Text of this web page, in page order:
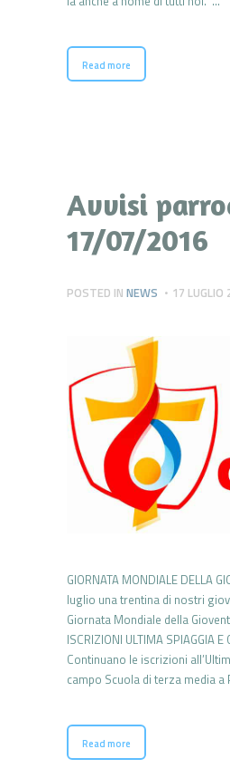
Read more
Avvisi
17/07/2016
POSTED IN NEWS 17 LUGLIO
GIORNATA MONDIALE DELLA
luglio una trentina di nostri
Giornata Mondiale della
ISCRIZIONI ULTIMA SPIAGGIA
Continuano le iscrizioni
campo Scuola di terza media a
Read more